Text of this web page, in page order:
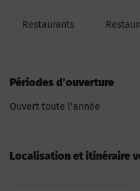
Restaurants
Périodes d'ouverture
Ouvert toute l'année
Localisation et itinéraire